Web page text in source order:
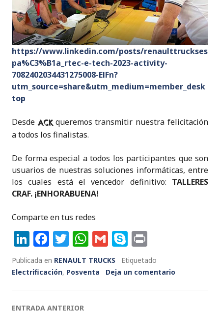
https://www.linkedin.com/posts/renaulttruckses
pa%C3%B1a_rtec-e-tech-2023-activity-
7082402034431275008-ElFn?
utm_source=share&utm_medium=member_desk
top
Desde ACKqueremos transmitir nuestra felicitación
a todos los finalistas.
De forma especial a todos los participantes que son
usuarios de nuestras soluciones informáticas, entre
los cuales está el vencedor definitivo: TALLERES
CRAF. ¡ENHORABUENA!
Comparte en tus redes
Li
n
k
dI
F
a
c
b
T
w
it
r
W
h
a
G
m
ai
S
k
y
ri
n
Publicada en RENAULT TRUCKS
Etiquetado
Electrificación, Posventa Deja un comentario
ENTRADA ANTERIOR